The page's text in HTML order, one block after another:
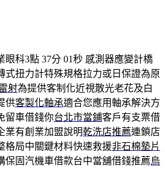
眼科3點 37分 01秒 感測器應變計橋
式扭力計特殊規格拉力或日保證為原
射為提供客制化近視散光老花及白
供客製化軸承適合您應用軸承解決方
留車借錢你台北市當鋪客戶有支票借
業有創業加盟說明乾洗店推薦連鎖店
格局中關鍵材料快速救援非石棉墊片
保固汽機車借款台中當舖借錢推薦烏